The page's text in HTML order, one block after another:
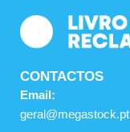
CONTACTOS
Email:
geral@megastock.pt